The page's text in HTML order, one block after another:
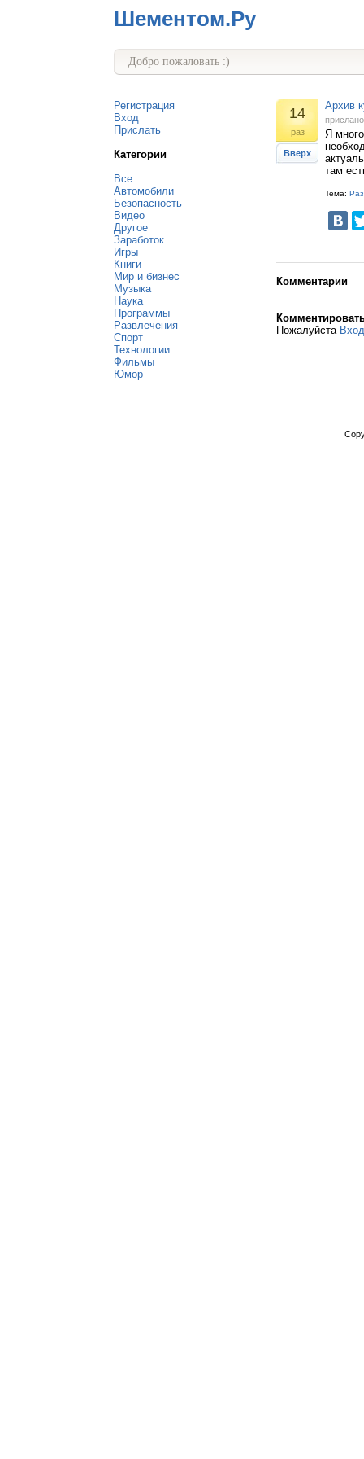
Шементом.Ру
Добро пожаловать :)
Регистрация
Вход
Прислать
Категории
Все
Автомобили
Безопасность
Видео
Другое
Заработок
Игры
Книги
Мир и бизнес
Музыка
Наука
Программы
Развлечения
Спорт
Технологии
Фильмы
Юмор
14
раз
Вверх
Архив
Я
там
Тема:
Комментарии
Пожалуйста Вход